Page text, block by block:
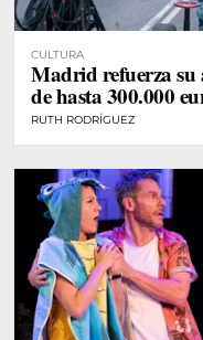
CULTURA
Madrid refuerza su
de hasta 300.000
RUTH RODRÍGUEZ